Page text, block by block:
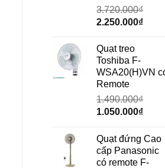
3.720.000₫
Giá
là:
3.720.000₫.
2.250.000₫Giá
Quạt treo
Toshiba F-
WSA20(H)VN
Remote
1.490.000₫
Giá
là:
1.490.000₫.
1.050.000₫Giá
tại
là:
Quạt đứng Cao
cấp Panasonic
có remote F-